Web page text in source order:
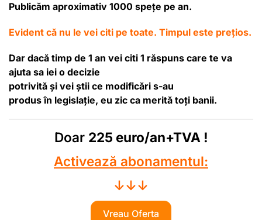
Publicăm aproximativ 1000 spețe pe an.
Evident că nu le vei citi pe toate. Timpul este prețios.
Dar dacă timp de 1 an vei citi 1 răspuns care te va
ajuta sa iei o decizie
potrivită și vei știi ce modificări s-au
produsîn legislație, eu zic ca merită toți banii.
Doar 225 euro/an+TVA !
Activează abonamentul:
↓↓↓
Vreau Oferta